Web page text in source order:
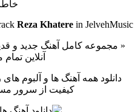
Reza Khatere in JelvehMusic
« مجموعه کامل آهنگ جدید و
آنلاین
دانلود همه آهنگ ها و آلبوم
کیفیت از سرور